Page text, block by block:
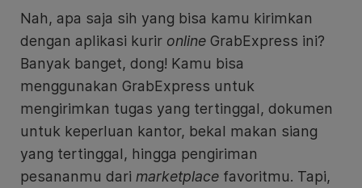
Nah, apa saja sih yang bisa kamu kirimkan
dengan aplikasi kurir online GrabExpress ini?
Banyak banget, dong! Kamu bisa
menggunakan GrabExpress untuk
mengirimkan tugas yang tertinggal, dokumen
untuk keperluan kantor, bekal makan siang
yang tertinggal, hingga pengiriman
pesananmu dari marketplace favoritmu. Tapi,